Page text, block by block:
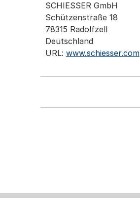
SCHIESSER GmbH
Schützenstraße 18
78315 Radolfzell
Deutschland
URL: www.schiesser.com